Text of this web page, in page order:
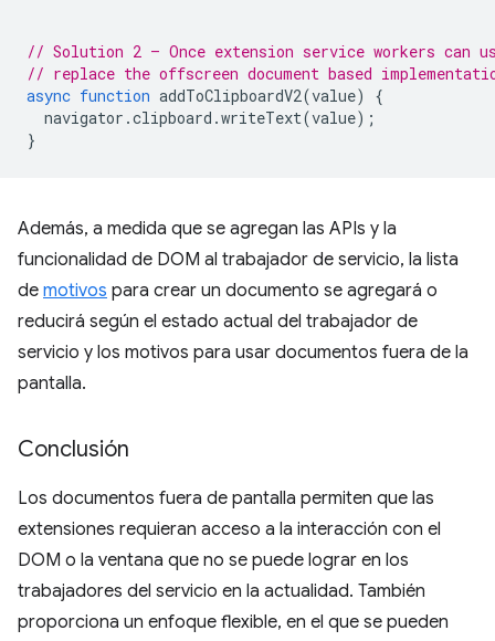
// Solution 2 – Once extension service workers can
// replace the offscreen document based
async function addToClipboardV2(value)
{
navigator .clipboard .writeText(value);
}
Además, a medida que se agregan las APIs y la
funcionalidad de DOM al trabajador de servicio, la lista
de motivos para crear un documento se agregará o
reducirá según el estado actual del trabajador de
servicio y los motivos para usar documentos fuera de la
pantalla.
Conclusión
Los documentos fuera de pantalla permiten que las
extensiones requieran acceso a la interacción con el
DOM o la ventana que no se puede lograr en los
trabajadores del servicio en la actualidad. También
proporciona un enfoque flexible, en el que se pueden